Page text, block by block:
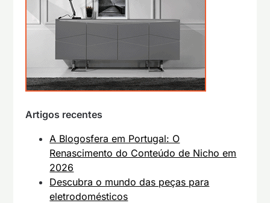
Artigos recentes
A Blogosfera em Portugal: O
Renascimento do Conteúdo de Nicho em
2026
Descubra o mundo das peças para
eletrodomésticos